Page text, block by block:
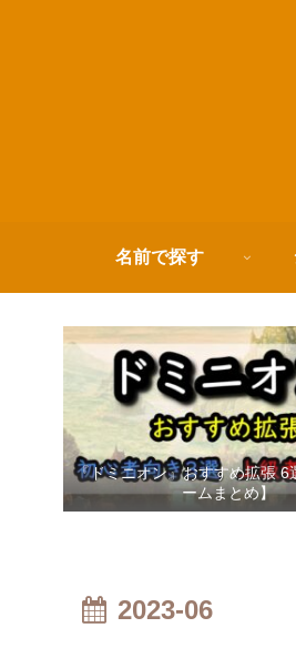
名前で探す
『ドミニオン』おすすめ拡張 6
ームまとめ】
2023-06